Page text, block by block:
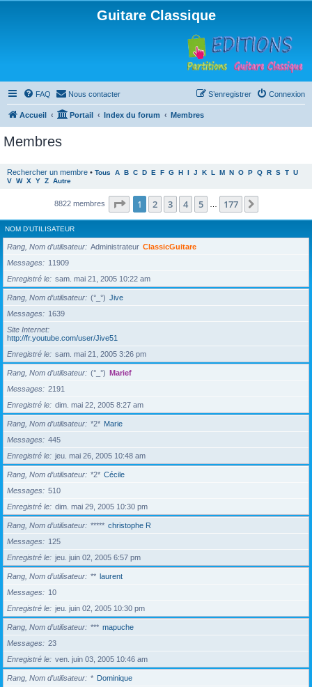
Guitare Classique
FAQ Nous contacter Connexion
S’enregistrer
Accueil Portail Index du forum Membres
Membres
Rechercher un membre • Tous A B C D E F G H I J K L M N O P Q R S T U
V W X Y Z Autre
8822 membres Page 1sur177
1 2 3 4 5 177
NOM D’UTILISATEUR
Rang, Nom d’utilisateur Administrateur ClassicGuitare
Messages
11909
Enregistré le
sam. mai 21, 2005 10:22 am
Rang, Nom d’utilisateur (°_°) Jive
Messages
1639
Site Internet
http://fr.youtube.com/user/Jive51
Enregistré le
sam. mai 21, 2005 3:26 pm
Rang, Nom d’utilisateur (°_°) Marief
Messages
2191
Enregistré le
dim. mai 22, 2005 8:27 am
Rang, Nom d’utilisateur *2* Marie
Messages
445
Enregistré le
jeu. mai 26, 2005 10:48 am
Rang, Nom d’utilisateur *2* Cécile
Messages
510
Enregistré le
dim. mai 29, 2005 10:30 pm
Rang, Nom d’utilisateur ***** christophe R
Messages
125
Enregistré le
jeu. juin 02, 2005 6:57 pm
Rang, Nom d’utilisateur ** laurent
Messages
10
Enregistré le
jeu. juin 02, 2005 10:30 pm
Rang, Nom d’utilisateur *** mapuche
Messages
23
Enregistré le
ven. juin 03, 2005 10:46 am
Rang, Nom d’utilisateur * Dominique